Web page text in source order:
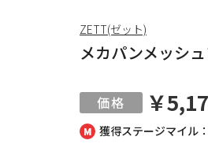
獲得ステージマイル
メカパンメッシ
￥
ZETT(ゼット)